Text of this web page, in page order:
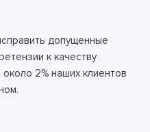
допущенные
к качеству
2% наших клиентов